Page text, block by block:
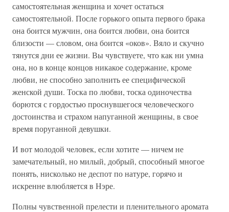
самостоятельная женщина и хочет остаться
самостоятельной. После горького опыта первого брака
она боится мужчин, она боится любви, она боится
близости — словом, она боится «оков». Вяло и скучно
тянутся дни ее жизни. Вы чувствуете, что как ни умна
она, но в конце концов никакое содержание, кроме
любви, не способно заполнить ее специфической
женской души. Тоска по любви, тоска одиночества
борются с гордостью проснувшегося человеческого
достоинства и страхом напуганной женщины, в свое
время поруганной девушки.
И вот молодой человек, если хотите — ничем не
замечательный, но милый, добрый, способный многое
понять, нисколько не деспот по натуре, горячо и
искренне влюбляется в Нэре.
Полны чувственной прелести и пленительного аромата